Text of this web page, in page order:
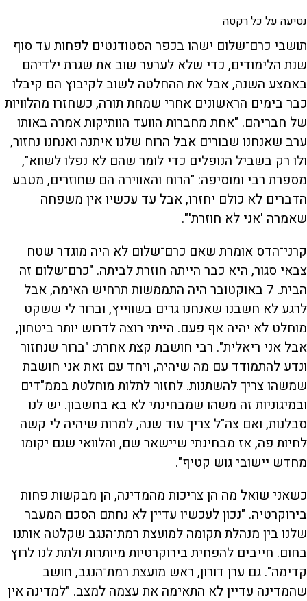
נטיעה על כל רקטה
תושבי כרם־שלום ישהו בכפר הסטודנטים לפחות עד סוף
שנת הלימודים, כדי שלא לערער שוב את שגרת ילדיהם
באמצע השנה, אבל את ההחלטה לשוב לקיבוץ הם קיבלו
כבר בימים הראשונים אחרי שמחת תורה, כשחזרו מהלוויות
של חבריהם. "אחת מחברות הוועד הוותיקות אמרה באותו
ערב שאנחנו שבורים אבל הרוח שלנו איתנה ואנחנו נחזור,
ולו רק בשביל הנופלים כדי לומר שהם לא נפלו לשווא",
מספרת רבי ומוסיפה: "הרוח והאווירה הם שחוזרים, מטבע
הדברים לא כולם יחזרו, אבל עד עכשיו אין משפחה
שאמרה 'אני לא חוזרת'".
קרני־הדס אומרת שאם כרם־שלום לא היה מוגדר שטח
צבאי סגור, היא כבר הייתה חוזרת לביתה. "כרם־שלום זה
הבית. 7 באוקטובר היה התממשות תרחיש האימה, אבל
לרגע לא חשבנו שאנחנו גרים בשווייץ, וברור לי ששקט
מוחלט לא יהיה אף פעם. הייתי רוצה לדרוש יותר ביטחון,
אבל אני ריאלית". רבי חושבת קצת אחרת: "ברור שנחזור
ונדע להתמודד עם מה שיהיה, ויחד עם זאת אני חושבת
שמשהו צריך להשתנות. לחזור לתלות מוחלטת בממ"דים
ובמיגוניות זה משהו שמבחינתי לא בא בחשבון. יש לנו
סבלנות, ואם צה"ל צריך עוד שנה, למרות שיהיה לי קשה
לחיות פה, אז מבחינתי שיישאר שם, והלוואי שגם יקומו
מחדש יישובי גוש קטיף".
כשאני שואל מה הן צריכות מהמדינה, הן מבקשות פחות
בירוקרטיה. "נכון לעכשיו עדיין לא נחתם הסכם המעבר
שלנו בין מנהלת תקומה למועצת רמת־הנגב שקלטה אותנו
בחום. חייבים להפחית בירוקרטיות מיותרות ולתת לנו לרוץ
קדימה". גם ערן דורון, ראש מועצת רמת־הנגב, חושב
שהמדינה עדיין לא התאימה את עצמה למצב. "למדינה אין